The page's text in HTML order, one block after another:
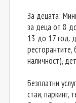
За децата:
за деца от 8
13 до 17 год.
ресторантите,
наличност),
Безплатни
стаи, паркинг,